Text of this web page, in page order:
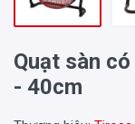
Quạt sàn
- 40cm